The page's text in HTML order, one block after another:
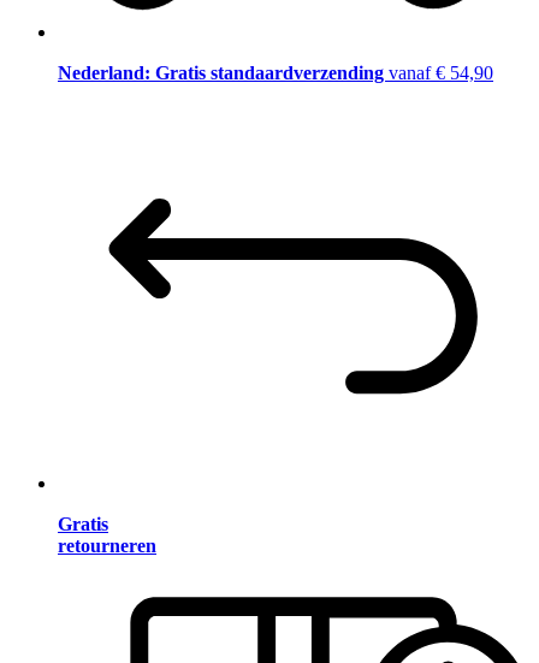
Nederland: Gratis standaardverzending vanaf € 54,90
Gratis
retourneren